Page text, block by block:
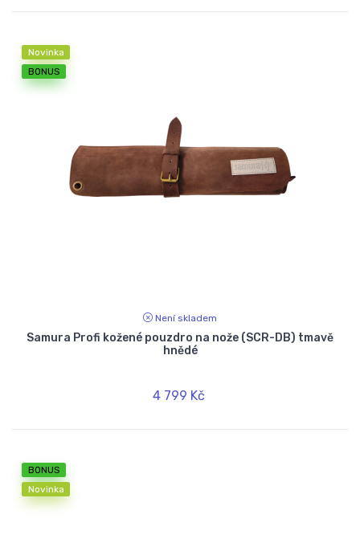
Novinka
BONUS
Není skladem
Samura Profi kožené pouzdro na nože (SCR-DB) tmavě
hnědé
4 799 Kč
BONUS
Novinka